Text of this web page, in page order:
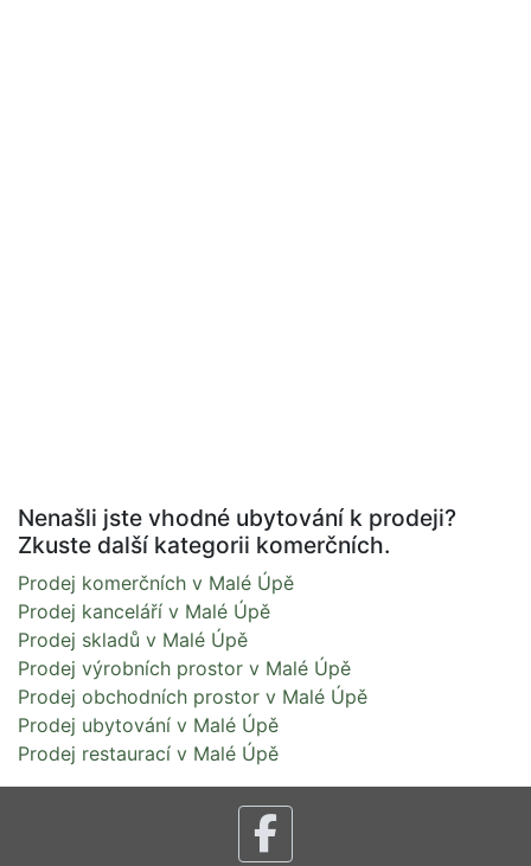
Nenašli jste vhodné ubytování k prodeji?
Zkuste další kategorii komerčních.
Prodej komerčních v Malé Úpě
Prodej kanceláří v Malé Úpě
Prodej skladů v Malé Úpě
Prodej výrobních prostor v Malé Úpě
Prodej obchodních prostor v Malé Úpě
Prodej ubytování v Malé Úpě
Prodej restaurací v Malé Úpě